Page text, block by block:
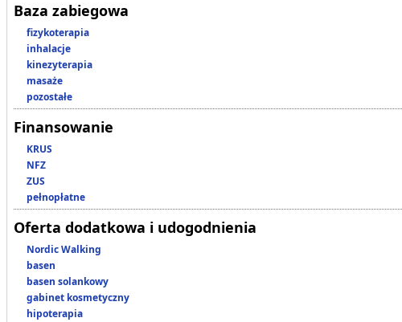
Baza zabiegowa
fizykoterapia
inhalacje
kinezyterapia
masaże
pozostałe
Finansowanie
KRUS
NFZ
ZUS
pełnopłatne
Oferta dodatkowa i udogodnienia
Nordic Walking
basen
basen solankowy
gabinet kosmetyczny
hipoterapia